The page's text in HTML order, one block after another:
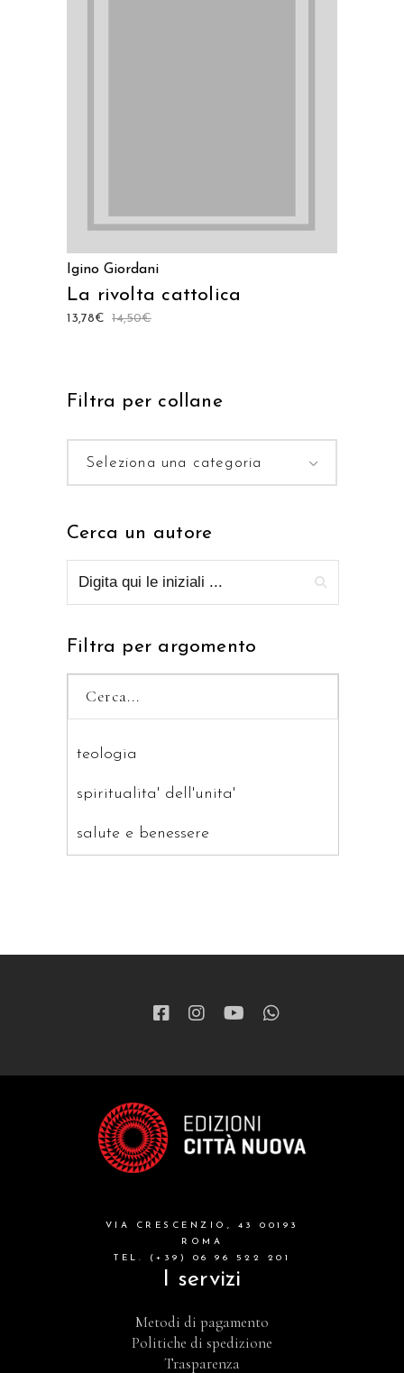
Igino Giordani
La rivolta cattolica
14,50€
13,78€
Filtra per collane
Seleziona una categoria
Cerca un autore
Filtra per argomento
teologia
spiritualita' dell'unita'
salute e benessere
patristica
grandi opere
formazione cristiana e liturgia
catalogo storico
attualita'
VIA CRESCENZIO, 43 00193
ROMA
TEL. (+39) 06 96 522 201
I servizi
Metodi di pagamento
Politiche di spedizione
Trasparenza